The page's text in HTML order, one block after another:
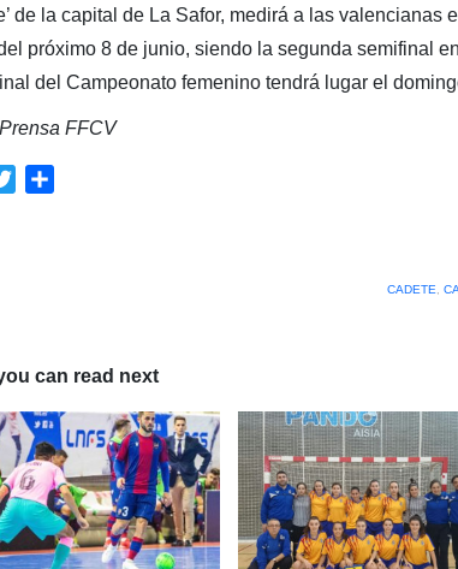
de la capital de La Safor, medirá a las valencianas
próximo 8 de junio, siendo la segunda semifinal
del Campeonato femenino tendrá lugar el
FFCV
Twitter
CADETE
can read next